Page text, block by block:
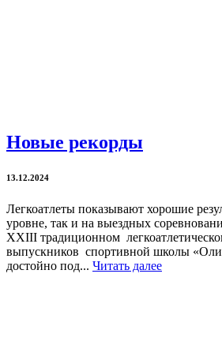
Новые рекорды
13.12.2024
Легкоатлеты показывают хорошие
уровне, так и на выездных
XXIII традиционном
выпускников спортивной школы
достойно под... Читать далее